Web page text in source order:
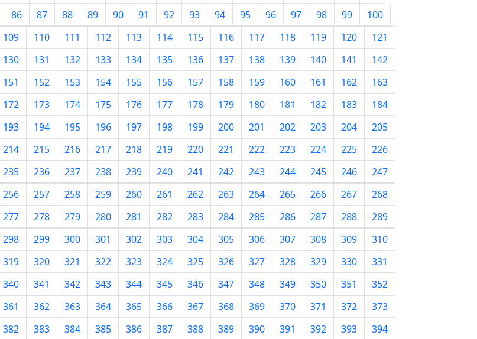
86 87 88 89 90 91 92 93 94 95 96 97 98 99
100
109 110 111 112 113 114 115 116 117 118 119 120
121
130 131 132 133 134 135 136 137 138 139 140 141
142
151 152 153 154 155 156 157 158 159 160 161 162
163
172 173 174 175 176 177 178 179 180 181 182 183
184
193 194 195 196 197 198 199 200 201 202 203 204
205
214 215 216 217 218 219 220 221 222 223 224 225
226
235 236 237 238 239 240 241 242 243 244 245 246
247
256 257 258 259 260 261 262 263 264 265 266 267
268
277 278 279 280 281 282 283 284 285 286 287 288
289
298 299 300 301 302 303 304 305 306 307 308 309
310
319 320 321 322 323 324 325 326 327 328 329 330
331
340 341 342 343 344 345 346 347 348 349 350 351
352
361 362 363 364 365 366 367 368 369 370 371 372
373
382 383 384 385 386 387 388 389 390 391 392 393 394